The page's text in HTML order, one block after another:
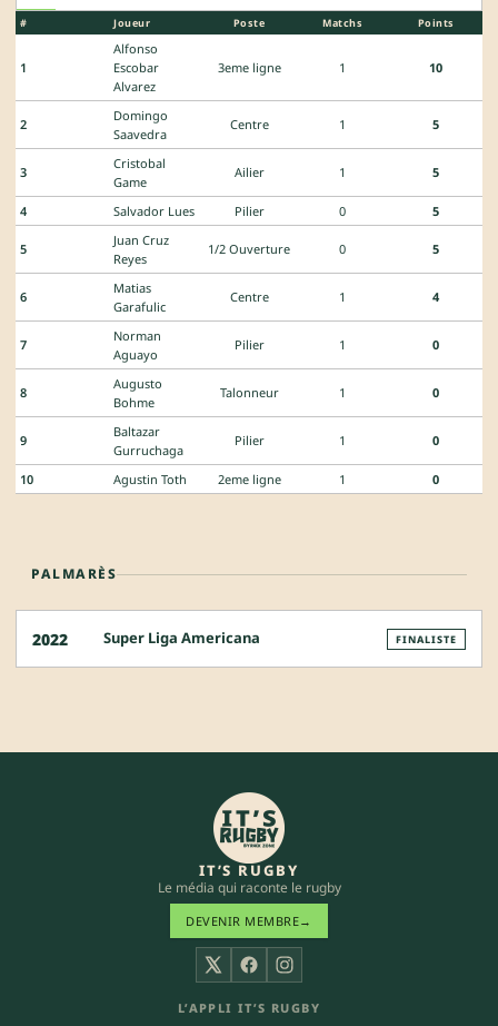
# Joueur Poste Matchs Points
1
Alfonso
Escobar
Alvarez
3eme ligne 1 10
2
Domingo
Saavedra
Centre 1 5
3
Cristobal
Game
Ailier 1 5
4 Salvador Lues Pilier 0 5
5
Juan Cruz
Reyes
1/2 Ouverture 0 5
6
Matias
Garafulic
Centre 1 4
7
Norman
Aguayo
Pilier 1 0
8
Augusto
Bohme
Talonneur 1 0
9
Baltazar
Gurruchaga
Pilier 1 0
10 Agustin Toth 2eme ligne 1 0
PALMARÈS
2022 Super Liga Americana FINALISTE
IT’S RUGBY
Le média qui raconte le rugby
DEVENIR MEMBRE→
X FacebookInstagram
L’APPLI IT’S RUGBY